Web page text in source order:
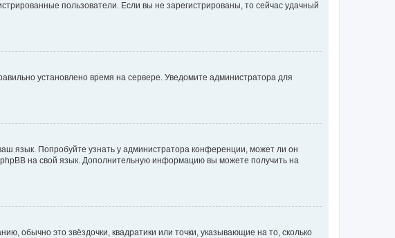
пользователи. Если вы не зарегистрированы, то сейчас удачный
установлено время на сервере. Уведомите администратора для
язык. Попробуйте узнать у администратора конференции, может ли он
phpBB на свой язык. Дополнительную информацию вы можете получить на
обычно это звёздочки, квадратики или точки, указывающие на то, сколько